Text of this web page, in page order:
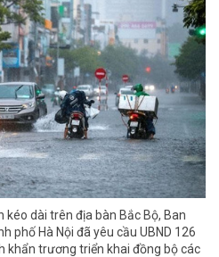
dài trên địa bàn Bắc Bộ, Ban
phố Hà Nội đã yêu cầu UBND 126
khẩn trương triển khai đồng bộ các